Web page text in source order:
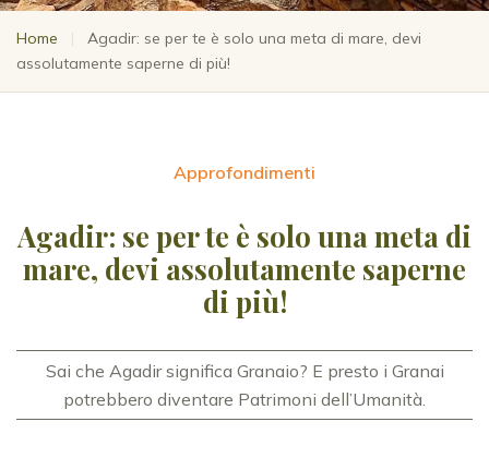
Home |
Agadir: se per te è solo una meta di mare, devi
assolutamente saperne di più!
Approfondimenti
Agadir: se per te è solo una meta di
mare, devi assolutamente saperne
di più!
Sai che Agadir significa Granaio? E presto i Granai
potrebbero diventare Patrimoni dell’Umanità.